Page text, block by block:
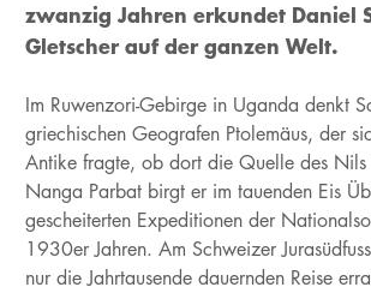
zwanzig Jahren erkundet Daniel
Gletscher auf der ganzen Welt.
Im Ruwenzori-Gebirge in Uganda denkt
griechischen Geografen Ptolemäus, der
Antike fragte, ob dort die Quelle des
Nanga Parbat birgt er im tauenden Eis
gescheiterten Expeditionen der
1930er Jahren. Am Schweizer
nur die Jahrtausende dauernden Reise